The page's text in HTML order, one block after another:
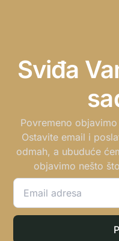
Sviđa
Povremeno
Ostavite email i
odmah, a ubuduće
objavimo nešto